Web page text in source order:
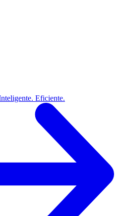
Eficiente.